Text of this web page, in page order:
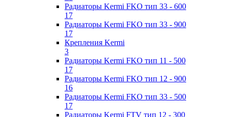
Радиаторы Kermi FKO тип 33 - 600
17
Радиаторы Kermi FKO тип 33 - 900
17
Крепления Kermi
3
Радиаторы Kermi FKO тип 11 - 500
17
Радиаторы Kermi FKO тип 12 - 900
16
Радиаторы Kermi FKO тип 33 - 500
17
Радиаторы Kermi FTV тип 12 - 300